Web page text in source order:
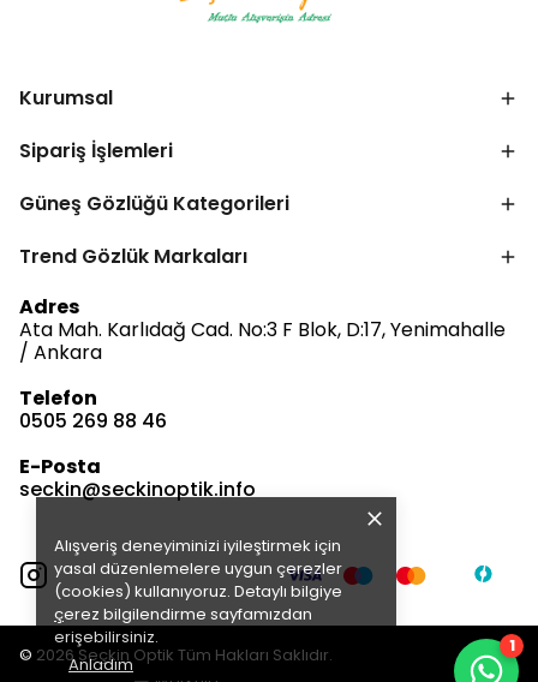
Alışveriş deneyiminizi iyileştirmek için
yasal düzenlemelere uygun çerezler
(cookies) kullanıyoruz. Detaylı bilgiye
çerez bilgilendirme sayfamızdan
erişebilirsiniz.
Anladım
Kurumsal
Sipariş İşlemleri
Güneş Gözlüğü Kategorileri
Trend Gözlük Markaları
Adres
Ata Mah. Karlıdağ Cad. No:3 F Blok, D:17, Yenimahalle
/ Ankara
Telefon
0505 269 88 46
E-Posta
seckin@seckinoptik.info
© 2026 Seçkin Optik Tüm Hakları Saklıdır. 1
Çevrimdışı
E-posta Gönder